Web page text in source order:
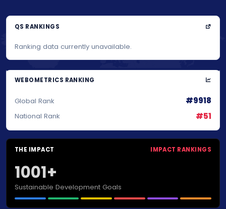
QS RANKINGS
Ranking data currently unavailable.
WEBOMETRICS RANKING
Global Rank #9918
National Rank #51
THE IMPACT IMPACT RANKINGS
1001+
Sustainable Development Goals